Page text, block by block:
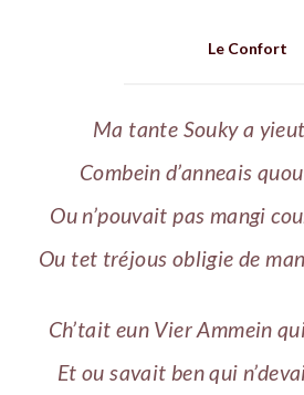
Le Confort
Ma tante Souky a
Combein d’anneais
Ou n’pouvait pas mangi
Ou tet tréjous obligie de
Ch’tait eun Vier Ammein
Et ou savait ben qui